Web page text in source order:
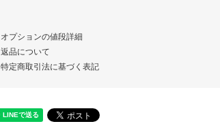
オプションの値段詳細
返品について
特定商取引法に基づく表記